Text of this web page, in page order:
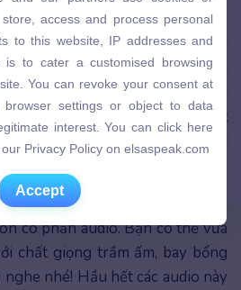
từ những câu chuyện hấp dẫn
đạt hay ho và đậm chất “Tây” sẽ
giao tiếp được tiếng Anh. Đây là
quả được nhiều bạn mới bắt
không khô khan, máy móc
ngăn không còn gói gọn
có phần audio. Bạn có thể vừa
chất giọng trầm ấm, bay bổng
nhé! Hầu hết các audio này
access and process personal
to this website, IP addresses and
is to cater a customised browsing
You can revoke your consent at
settings or object to data
interest. You can click here
our Privacy Policy on elsaspeak.com
access and process personal
to this website, IP addresses and
is to cater a customised browsing
You can revoke your consent at
settings or object to data
interest. You can click here
Privacy Policy on elsaspeak.com
Accept